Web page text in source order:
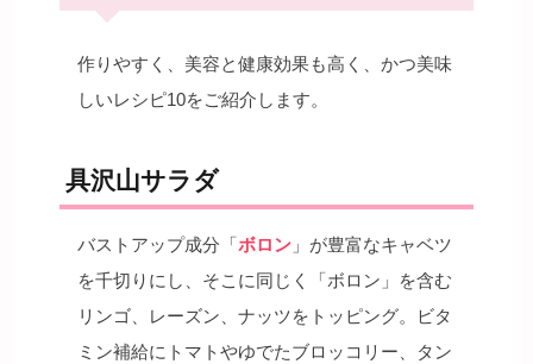
作りやすく、美容と健康効果も高く、かつ美味
しいレシピ10をご紹介します。
具沢山サラダ
バストアップ成分「ボロン 」が豊富なキャベツ
を千切りにし、そこに同じく「ボロン」を含む
リンゴ、レーズン、ナッツをトッピング。ビタ
ミン補給にトマトやゆでたブロッコリー、タン